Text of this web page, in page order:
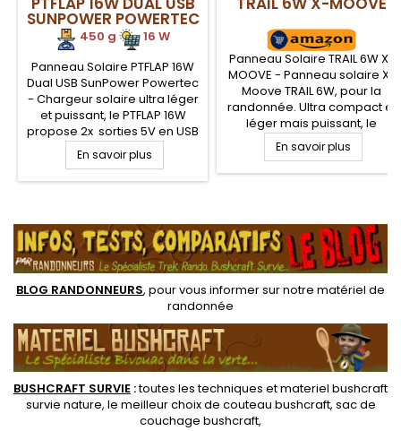
SUNPOWER POWERTEC
450 g
16 W
Panneau Solaire PTFLAP 16W
Dual USB SunPower Powertec
- Chargeur solaire ultra léger
et puissant, le PTFLAP 16W
propose 2x sorties 5V en USB
de 2100 mAh. Capteur solaire
flexible ultra mince à très haut
rendement (&gt;24%),
compact, et très fin,
composé de deux volets
repliables, il est le
compagnon du...
En savoir plus
Panneau Solaire TRAIL 6W X-
MOOVE - Panneau solaire X-
Moove TRAIL 6W, pour la
randonnée. Ultra compact et
léger mais puissant, le
chargeur solaire ETFE Trail
vous permettra de recharger
votre équipement
Watts en port USB. Quatre
volets dépliables pour
seulement 150 g en
lamination ETFE ultra fin de...
En savoir plus
BLOG RANDONNEURS, pour vous informer sur notre matériel de
randonnée
BUSHCRAFT SURVIE :toutes les techniques etmateriel bushcraft
survie nature, le meilleur choix de couteau bushcraft, sac de
couchage bushcraft,